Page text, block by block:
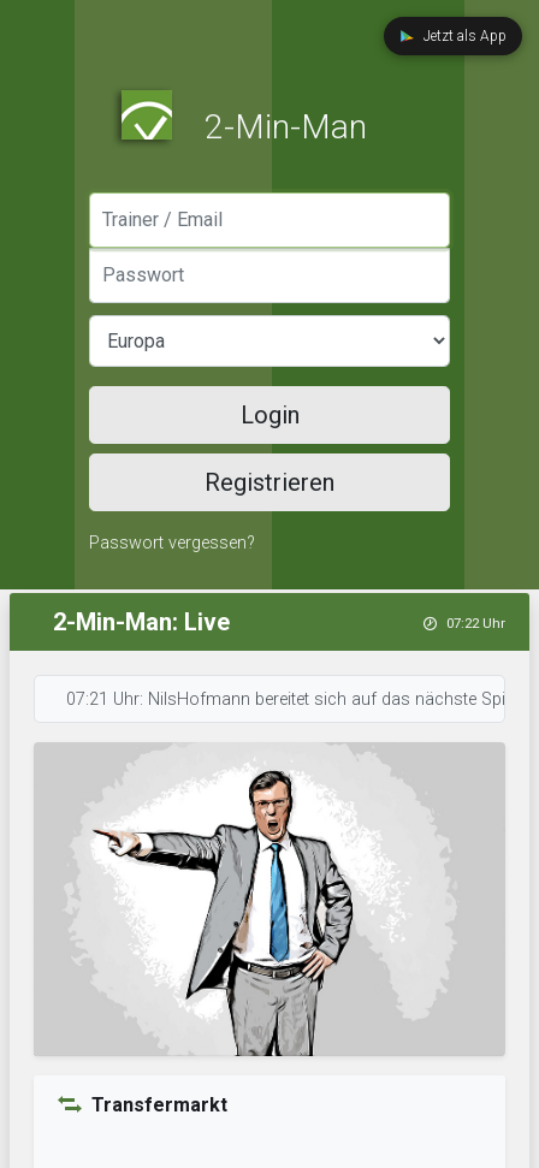
Jetzt als App
2-Min-Man
Login
Registrieren
Passwort vergessen?
2-Min-Man: Live 07:22 Uhr
07:21 Uhr: NilsHofmann bereitet sich auf das nächste Spiel vor.
Transfermarkt